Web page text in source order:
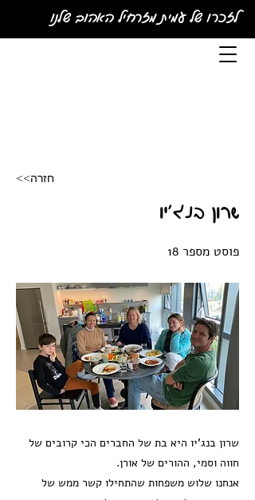
לזכרו של עמית מזרחיל האהוב שלנו
<<חזרה
שרון בנג'יו
פוסט מספר 18
שרון בנג'יו היא בת של החברים הכי קרובים של
חווה וסמי, ההורים של אורן.
אנחנו שלוש משפחות שהתחילו קשר ממש של